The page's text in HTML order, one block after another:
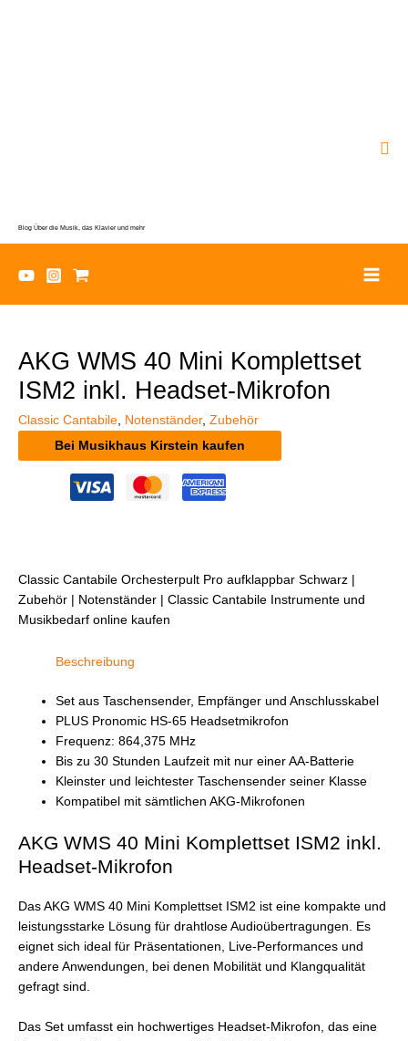
Blog Über die Musik, das Klavier und mehr
AKG WMS 40 Mini Komplettset
ISM2 inkl. Headset-Mikrofon
Classic Cantabile Notenständer, Zubehör
Bei Musikhaus Kirstein kaufen
Classic Cantabile Orchesterpult Pro aufklappbar Schwarz |
Zubehör | Notenständer | Classic Cantabile Instrumente und
Musikbedarf online kaufen
Beschreibung
Set aus Taschensender, Empfänger und Anschlusskabel
PLUS Pronomic HS-65 Headsetmikrofon
Frequenz: 864,375 MHz
Bis zu 30 Stunden Laufzeit mit nur einer AA-Batterie
Kleinster und leichtester Taschensender seiner Klasse
Kompatibel mit sämtlichen AKG-Mikrofonen
AKG WMS 40 Mini Komplettset ISM2 inkl.
Headset-Mikrofon
Das AKG WMS 40 Mini Komplettset ISM2 ist eine kompakte und
leistungsstarke Lösung für drahtlose Audioübertragungen. Es
eignet sich ideal für Präsentationen, Live-Performances und
andere Anwendungen, bei denen Mobilität und Klangqualität
gefragt sind.
Das Set umfasst ein hochwertiges Headset-Mikrofon, das eine